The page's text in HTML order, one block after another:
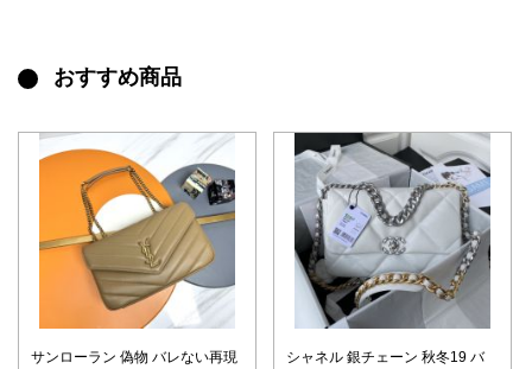
おすすめ商品
サンローラン 偽物 バレない再現
シャネル 銀チェーン 秋冬19 バ